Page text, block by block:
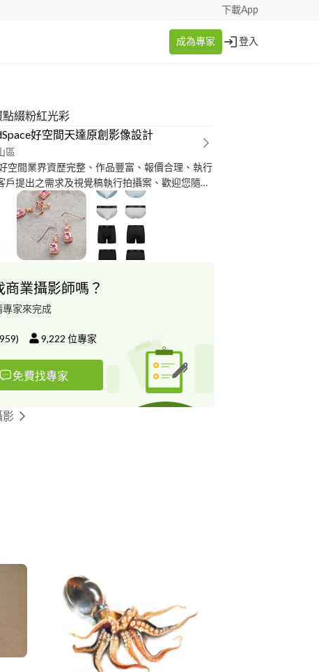
下載App
成為專家 登入
綴粉紅光彩
好空間天達原創影像設計
區
空間業界資歷完整、作品豐富、報價合理、執行
戶提出之需求及視覺稿執行拍攝案、歡迎您隨時
節。 好空間位於台北市松山區精華地段、擁有室
（黑棚、白棚、家景、綠幕、藍幕、十米L型無
多達十多位平面及動態資深攝影師可提供以下服
攝影 2、室內空間攝影 3、美食攝影、食物攝影、
服裝型錄拍攝、網拍攝影 5、活動紀錄、發表會
10、產品攝影 曾經服務過的客戶有： 二班家歺
浦、台灣血液基金會、台灣永信藥品、台灣紡研
商業攝影師嗎？
專家來完成
959) 9,222 位專家
免費找專家
影